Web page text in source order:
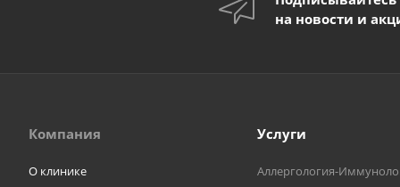
на новости и
Компания
О клинике
Услуги
Аллергология-